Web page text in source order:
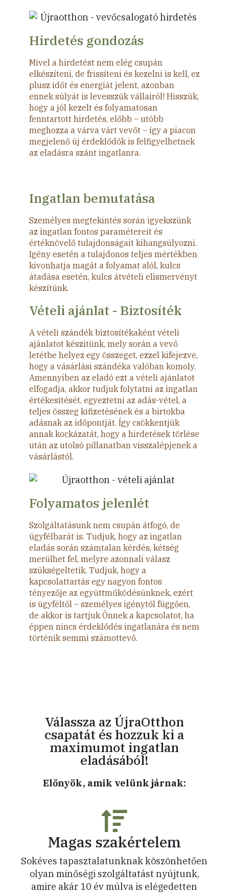
Hirdetés gondozás
Mivel a hirdetést nem elég csupán
elkészíteni, de frissíteni és kezelni is kell, ez
plusz időt és energiát jelent, azonban
ennek súlyát is levesszük vállairól! Hisszük,
hogy a jól kezelt és folyamatosan
fenntartott hirdetés, előbb – utóbb
meghozza a várva várt vevőt – így a piacon
megjelenő új érdeklődők is felfigyelhetnek
az eladásra szánt ingatlanra.
Ingatlan bemutatása
Személyes megtekintés során igyekszünk
az ingatlan fontos paramétereit és
értéknövelő tulajdonságait kihangsúlyozni.
Igény esetén a tulajdonos teljes mértékben
kivonhatja magát a folyamat alól, kulcs
átadása esetén, kulcs átvételi elismervényt
készítünk.
Vételi ajánlat - Biztosíték
A vételi szándék biztosítékaként vételi
ajánlatot készítünk, mely során a vevő
letétbe helyez egy összeget, ezzel kifejezve,
hogy a vásárlási szándéka valóban komoly.
Amennyiben az eladó ezt a vételi ajánlatot
elfogadja, akkor tudjuk folytatni az ingatlan
értékesítését, egyeztetni az adás-vétel, a
teljes összeg kifizetésének és a birtokba
adásnak az időpontját. Így csökkentjük
annak kockázatát, hogy a hirdetések törlése
után az utolsó pillanatban visszalépjenek a
vásárlástól.
Folyamatos jelenlét
Szolgáltatásunk nem csupán átfogó, de
ügyfélbarát is. Tudjuk, hogy az ingatlan
eladás során számtalan kérdés, kétség
merülhet fel, melyre azonnali válasz
szükségeltetik. Tudjuk, hogy a
kapcsolattartás egy nagyon fontos
tényezője az együttműködésünknek, ezért
is ügyféltől – személyes igénytől függően,
de akkor is tartjuk Önnek a kapcsolatot, ha
éppen nincs érdeklődés ingatlanára és nem
történik semmi számottevő.
Válassza az ÚjraOtthon
csapatát és hozzuk ki a
maximumot ingatlan
eladásából!
Előnyök, amik velünk járnak:
Magas szakértelem
Sokéves tapasztalatunknak köszönhetően
olyan minőségi szolgáltatást nyújtunk,
amire akár 10 év múlva is elégedetten